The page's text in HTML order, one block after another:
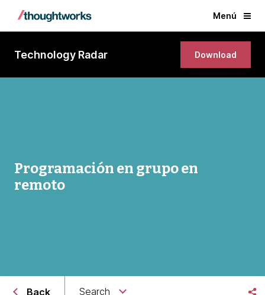
Menú
Technology Radar Download
Programación en grupo en
remoto
Back Search